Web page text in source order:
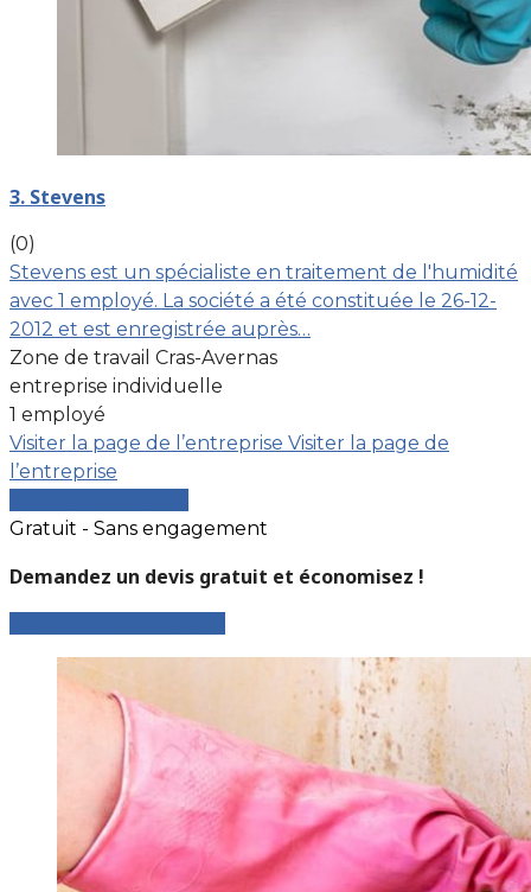
3. Stevens
(0)
Stevens est un spécialiste en traitement de l'humidité
avec 1 employé. La société a été constituée le 26-12-
2012 et est enregistrée auprès…
Zone de travail Cras-Avernas
entreprise individuelle
1 employé
Visiter la page de l’entreprise Visiter la page de
l’entreprise
Gratuit - Sans engagement
Demandez un devis gratuit et économisez !